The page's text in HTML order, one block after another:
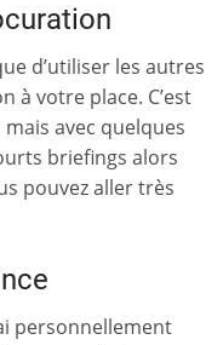
d’utiliser les autres
à votre place. C’est
avec quelques
briefings alors
pouvez aller très
personnellement